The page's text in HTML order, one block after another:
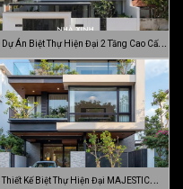
Dự Án Biệt Thự Hiện Đại 2 Tầng Cao Cấp
Thiết Kế Biệt Thự Hiện Đại MAJESTIC